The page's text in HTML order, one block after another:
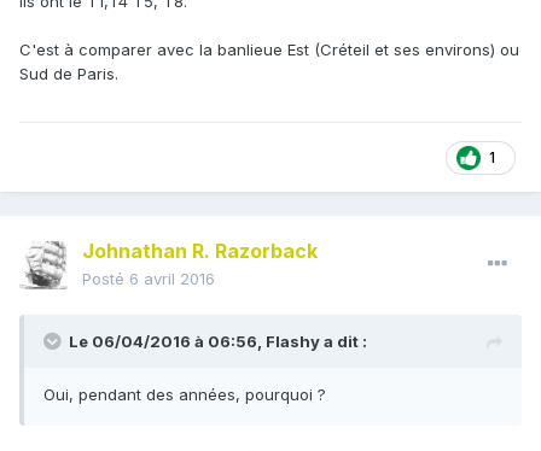
C'est à comparer avec la banlieue Est (Créteil et ses environs) ou
Sud de Paris.
1
Johnathan R. Razorback
Posté 6 avril 2016
Le 06/04/2016 à 06:56, Flashy a dit :
Oui, pendant des années, pourquoi ?